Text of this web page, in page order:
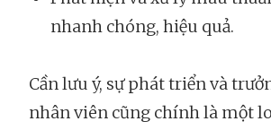
nhanh chóng, hiệu quả.
Cần lưu ý, sự phát triển và
nhân viên cũng chính là một